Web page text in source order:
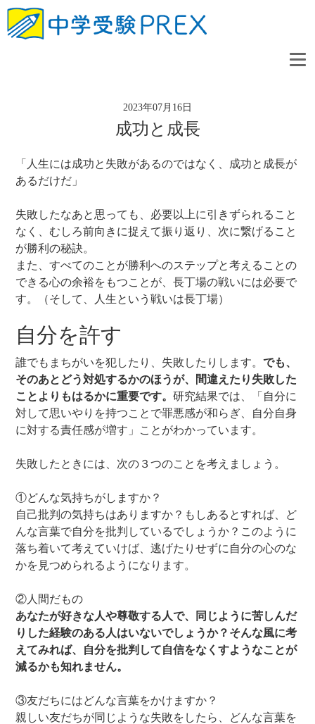
2023年07月16日
成功と成長
「人生には成功と失敗があるのではなく、成功と成長が
あるだけだ」
失敗したなあと思っても、必要以上に引きずられること
なく、むしろ前向きに捉えて振り返り、次に繋げること
が勝利の秘訣。
また、すべてのことが勝利へのステップと考えることの
できる心の余裕をもつことが、長丁場の戦いには必要で
す。（そして、人生という戦いは長丁場）
自分を許す
誰でもまちがいを犯したり、失敗したりします。でも、
そのあとどう対処するかのほうが、間違えたり失敗した
ことよりもはるかに重要です。研究結果では、「自分に
対して思いやりを持つことで罪悪感が和らぎ、自分自身
に対する責任感が増す」ことがわかっています。
失敗したときには、次の３つのことを考えましょう。
①どんな気持ちがしますか？
自己批判の気持ちはありますか？もしあるとすれば、ど
んな言葉で自分を批判しているでしょうか？このように
落ち着いて考えていけば、逃げたりせずに自分の心のな
かを見つめられるようになります。
②人間だもの
あなたが好きな人や尊敬する人で、同じように苦しんだ
りした経験のある人はいないでしょうか？そんな風に考
えてみれば、自分を批判して自信をなくすようなことが
減るかも知れません。
③友だちにはどんな言葉をかけますか？
親しい友だちが同じような失敗をしたら、どんな言葉を